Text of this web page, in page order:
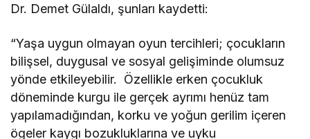
Dr. Demet Gülaldı, şunları kaydetti:
“Yaşa uygun olmayan oyun tercihleri; çocukların
bilişsel, duygusal ve sosyal gelişiminde olumsuz
yönde etkileyebilir. Özellikle erken çocukluk
döneminde kurgu ile gerçek ayrımı henüz tam
yapılamadığından, korku ve yoğun gerilim içeren
ögeler kaygı bozukluklarına ve uyku